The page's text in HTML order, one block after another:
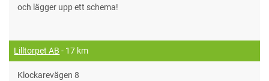
och lägger upp ett schema!
Lilltorpet AB - 17 km
Klockarevägen 8